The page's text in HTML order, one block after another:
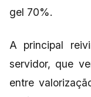
gel 70%.
A principal
servidor, que
entre